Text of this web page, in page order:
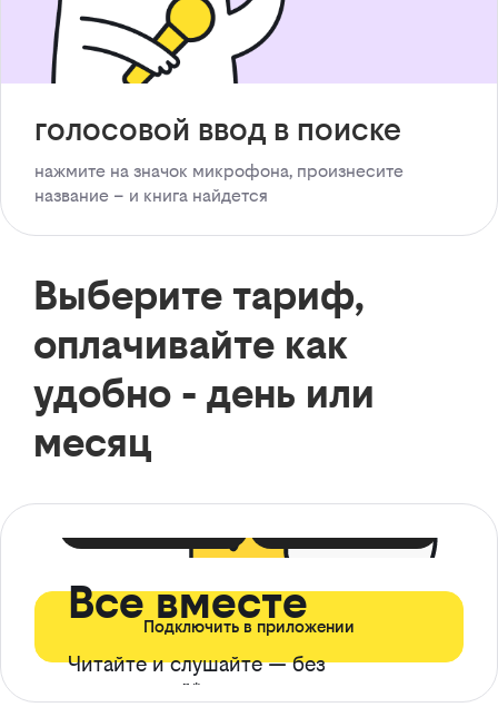
голосовой ввод в поиске
нажмите на значок микрофона, произнесите
название – и книга найдется
Выберите тариф,
оплачивайте как
удобно - день или
месяц
Все вместе
Читайте и слушайте — без
ограничений*
Подключить в приложении